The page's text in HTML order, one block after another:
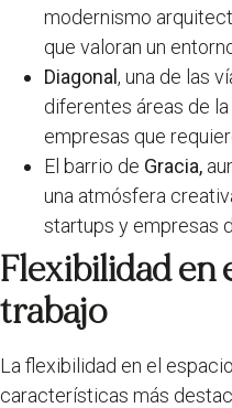
modernismo
que valoran un
Diagonal , una de las
diferentes áreas de
empresas que
El barrio de Gracia,
una atmósfera
startups y empresas
Flexibilidad en
trabajo
La flexibilidad en el
características más